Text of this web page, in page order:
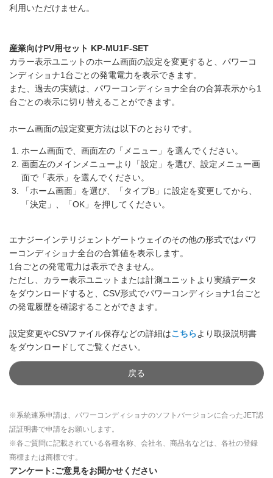
利用いただけません。
産業向けPV用セット KP-MU1F-SET
カラー表示ユニットのホーム画面の設定を変更すると、パワーコ
ンディショナ1台ごとの発電電力を表示できます。
また、過去の実績は、パワーコンディショナ全台の合算表示から1
台ごとの表示に切り替えることができます。
ホーム画面の設定変更方法は以下のとおりです。
ホーム画面で、画面左の「 メニュー」を選んでください。
画面左のメインメニューより「設定」を選び、設定メニュー画
面で「表示」を選んでください。
「ホーム画面」を選び、「タイプB」に設定を変更してから、
「決定」、「OK」を押してください。
エナジーインテリジェントゲートウェイのその他の形式ではパワ
ーコンディショナ全台の合算値を表示します。
1台ごとの発電電力は表示できません。
ただし、カラー表示ユニットまたは計測ユニットより実績データ
をダウンロードすると、CSV形式でパワーコンディショナ1台ごと
の発電履歴を確認することができます。
設定変更やCSVファイル保存などの詳細はこちらより取扱説明書
をダウンロードしてご覧ください。
戻る
※系統連系申請は、パワーコンディショナのソフトバージョンに合ったJET認
証証明書で申請をお願いします。
※各ご質問に記載されている各種名称、会社名、商品名などは、各社の登録
商標または商標です。
アンケート:ご意見をお聞かせください